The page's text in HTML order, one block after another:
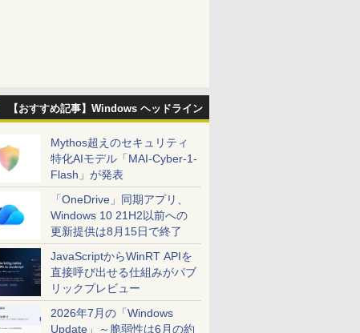
【おすすめ記事】Windows ヘッドライン
Mythos超えのセキュリティ
特化AIモデル「MAI-Cyber-1-
Flash」が発表
「OneDrive」同期アプリ、
Windows 10 21H2以前への
更新提供は8月15日で終了
JavaScriptからWinRT APIを
直接呼び出せる仕組みがパブ
リックプレビュー
2026年7月の「Windows
Update」～脆弱性は6月の約